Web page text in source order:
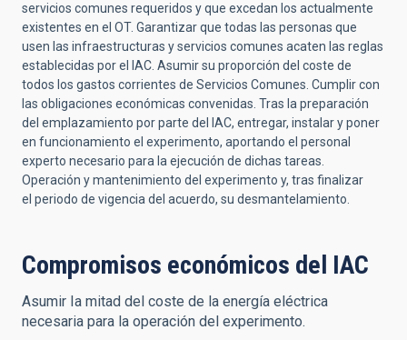
servicios comunes requeridos y que excedan los actualmente
existentes en el OT. Garantizar que todas las personas que
usen las infraestructuras y servicios comunes acaten las reglas
establecidas por el IAC. Asumir su proporción del coste de
todos los gastos corrientes de Servicios Comunes. Cumplir con
las obligaciones económicas convenidas. Tras la preparación
del emplazamiento por parte del IAC, entregar, instalar y poner
en funcionamiento el experimento, aportando el personal
experto necesario para la ejecución de dichas tareas.
Operación y mantenimiento del experimento y, tras finalizar
el periodo de vigencia del acuerdo, su desmantelamiento.
Compromisos económicos del IAC
Asumir Ia mitad del coste de la energía eléctrica
necesaria para la operación del experimento.